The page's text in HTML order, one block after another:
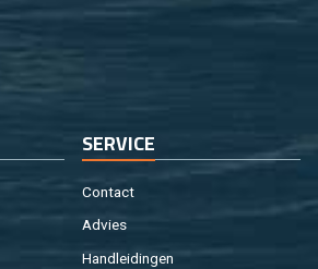
SER­VI­CE
Con­tact
Ad­vies
Hand­lei­din­gen